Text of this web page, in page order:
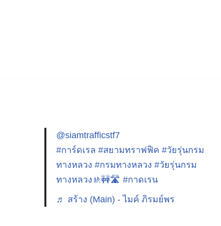
@siamtrafficstf7
#การ์ดเรล #สยามทราฟฟิค #วัยรุ่นกรม
ทางหลวง #กรมทางหลวง #วัยรุ่นกรม
ทางหลวง🚸🚧🛣️ #กาดเรน
♬ สร้าง (Main) - ไมค์ ภิรมย์พร